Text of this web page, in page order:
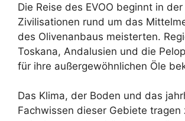
Die Reise des EVOO beginnt in
Zivilisationen rund um das
des Olivenanbaus meisterten.
Toskana, Andalusien und die
für ihre außergewöhnlichen Öle
Das Klima, der Boden und das
Fachwissen dieser Gebiete tragen